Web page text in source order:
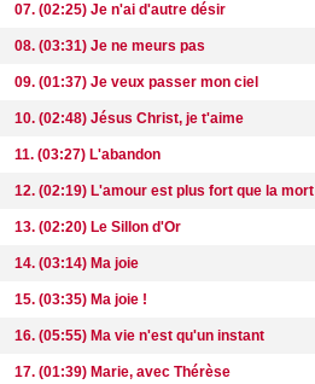
07. (02:25) Je n'ai d'autre désir
08. (03:31) Je ne meurs pas
09. (01:37) Je veux passer mon ciel
10. (02:48) Jésus Christ, je t'aime
11. (03:27) L'abandon
12. (02:19) L'amour est plus fort que la mort
13. (02:20) Le Sillon d'Or
14. (03:14) Ma joie
15. (03:35) Ma joie !
16. (05:55) Ma vie n'est qu'un instant
17. (01:39) Marie, avec Thérèse